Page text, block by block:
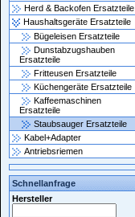
Herd & Backofen Ersatzteile
Haushaltsgeräte Ersatzteile
Bügeleisen Ersatzteile
Dunstabzugshauben
Ersatzteile
Fritteusen Ersatzteile
Küchengeräte Ersatzteile
Kaffeemaschinen
Ersatzteile
Staubsauger Ersatzteile
Kabel+Adapter
Antriebsriemen
Schnellanfrage
Hersteller